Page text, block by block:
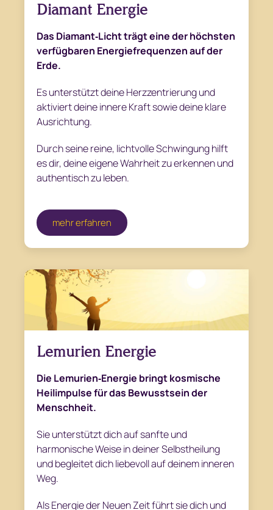
Diamant Energie
Das Diamant‑Licht trägt eine der höchsten
verfügbaren Energiefrequenzen auf der
Erde.
Es unterstützt deine Herzzentrierung und
aktiviert deine innere Kraft sowie deine klare
Ausrichtung.
Durch seine reine, lichtvolle Schwingung hilft
es dir, deine eigene Wahrheit zu erkennen und
authentisch zu leben.
mehr erfahren
Lemurien Energie
Die Lemurien‑Energie bringt kosmische
Heilimpulse für das Bewusstsein der
Menschheit.
Sie unterstützt dich auf sanfte und
harmonische Weise in deiner Selbstheilung
und begleitet dich liebevoll auf deinem inneren
Weg.
Als Energie der Neuen Zeit führt sie dich und